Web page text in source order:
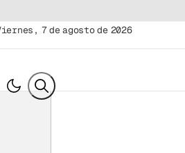
viernes, 7 de agosto de 2026